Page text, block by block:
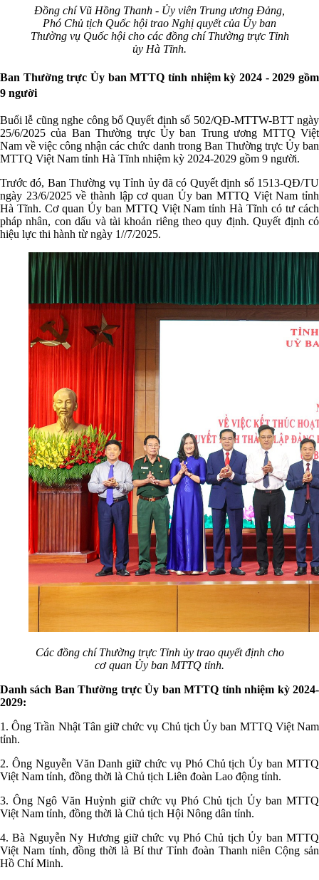
Đồng chí Vũ Hồng Thanh - Ủy viên Trung ương Đảng,
Phó Chủ tịch Quốc hội trao Nghị quyết của Ủy ban
Thường vụ Quốc hội cho các đồng chí Thường trực Tỉnh
ủy Hà Tĩnh.
Ban Thường trực Ủy ban MTTQ tỉnh nhiệm kỳ 2024 - 2029 gồm
9 người
Buổi lễ cũng nghe công bố Quyết định số 502/QĐ-MTTW-BTT ngày
25/6/2025 của Ban Thường trực Ủy ban Trung ương MTTQ Việt
Nam về việc công nhận các chức danh trong Ban Thường trực Ủy ban
MTTQ Việt Nam tỉnh Hà Tĩnh nhiệm kỳ 2024-2029 gồm 9 người.
Trước đó, Ban Thường vụ Tỉnh ủy đã có Quyết định số 1513-QĐ/TU
ngày 23/6/2025 về thành lập cơ quan Ủy ban MTTQ Việt Nam tỉnh
Hà Tĩnh. Cơ quan Ủy ban MTTQ Việt Nam tỉnh Hà Tĩnh có tư cách
pháp nhân, con dấu và tài khoản riêng theo quy định. Quyết định có
hiệu lực thi hành từ ngày 1//7/2025.
Các đồng chí Thường trực Tỉnh ủy trao quyết định cho
cơ quan Ủy ban MTTQ tỉnh.
Danh sách Ban Thường trực Ủy ban MTTQ tỉnh nhiệm kỳ 2024-
2029:
1. Ông Trần Nhật Tân giữ chức vụ Chủ tịch Ủy ban MTTQ Việt Nam
tỉnh.
2. Ông Nguyễn Văn Danh giữ chức vụ Phó Chủ tịch Ủy ban MTTQ
Việt Nam tỉnh, đồng thời là Chủ tịch Liên đoàn Lao động tỉnh.
3. Ông Ngô Văn Huỳnh giữ chức vụ Phó Chủ tịch Ủy ban MTTQ
Việt Nam tỉnh, đồng thời là Chủ tịch Hội Nông dân tỉnh.
4. Bà Nguyễn Ny Hương giữ chức vụ Phó Chủ tịch Ủy ban MTTQ
Việt Nam tỉnh, đồng thời là Bí thư Tỉnh đoàn Thanh niên Cộng sản
Hồ Chí Minh.